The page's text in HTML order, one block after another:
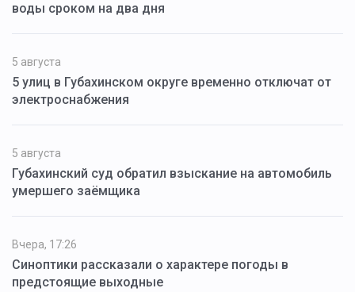
воды сроком на два дня
5 августа
5 улиц в Губахинском округе временно отключат от
электроснабжения
5 августа
Губахинский суд обратил взыскание на автомобиль
умершего заёмщика
Вчера, 17:26
Синоптики рассказали о характере погоды в
предстоящие выходные